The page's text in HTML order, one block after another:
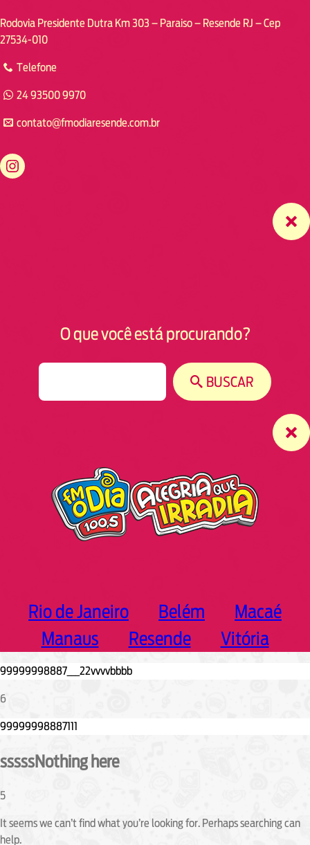
Rodovia Presidente Dutra Km 303 – Paraiso – Resende RJ – Cep
27534-010
Telefone
24 93500 9970
contato@fmodiaresende.com.br
https://www.instagram.com/fmodiaresende
O que você está procurando?
BUSCAR
Rio de Janeiro Belém
Macaé
Manaus
Resende Vitória
6
sssssNothing here
5
It seems we can’t find what you’re looking for. Perhaps searching can
help.